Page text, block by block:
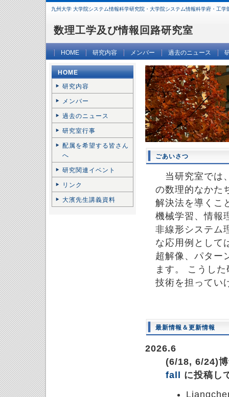
九州大学 大学院システム情報科学研究院・大学院システム情報科学府・工学
数理工学及び情報回路研究室
HOME 研究内容 メンバー 過去のニュース
ごあいさつ
当研究室では
の数理的なかた
解決法を導くこ
機械学習、情報
非線形システム
な応用例として
超解像、パター
ます。 こうし
技術を担ってい
最新情報＆更新情報
2026.6
(6/18, 6/24)
fall に投稿し
HOME
研究内容
メンバー
過去のニュース
研究室行事
配属を希望する皆さん
へ
研究関連イベント
リンク
大濱先生講義資料